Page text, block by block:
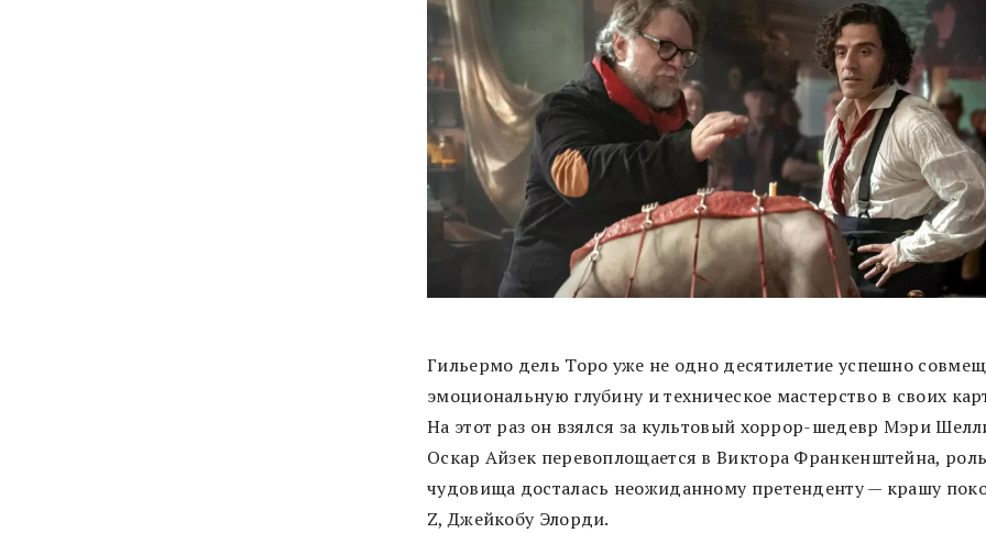
Гильермо дель Торо уже не одно десятилетие успешно
эмоциональную глубину и техническое мастерство в своих
На этот раз он взялся за культовый хоррор-шедевр Мэри
Оскар Айзек перевоплощается в Виктора Франкенштейна,
чудовища досталась неожиданному претенденту — крашу
Z, Джейкобу Элорди.